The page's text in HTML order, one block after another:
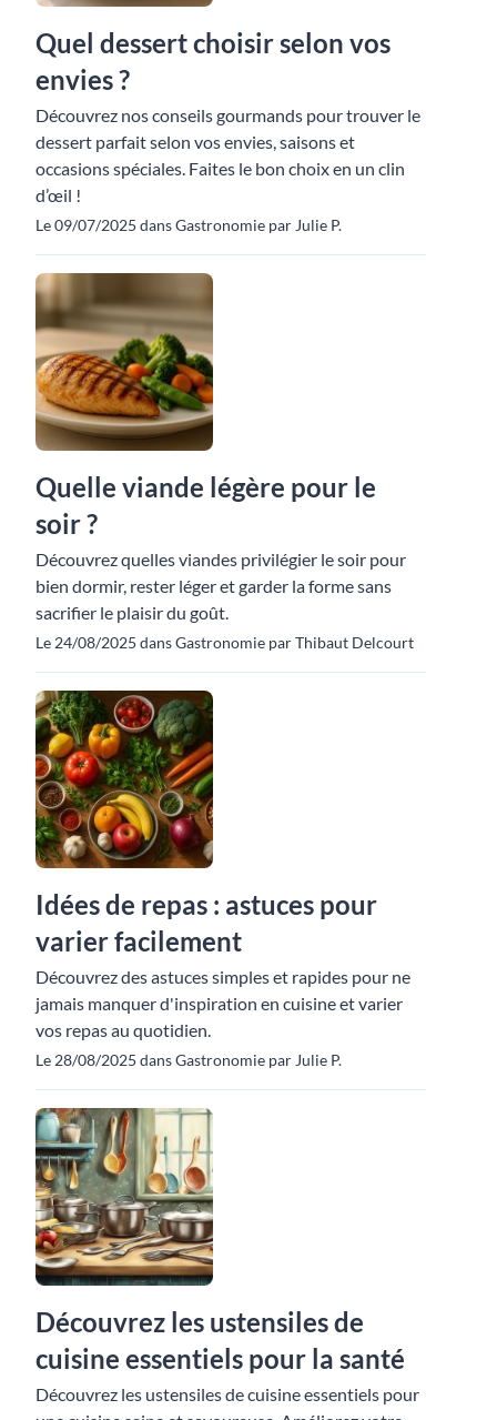
Quel dessert choisir selon vos
envies ?
Découvrez nos conseils gourmands pour trouver le
dessert parfait selon vos envies, saisons et
occasions spéciales. Faites le bon choix en un clin
d’œil !
Le 09/07/2025 dans Gastronomie par Julie P.
Quelle viande légère pour le
soir ?
Découvrez quelles viandes privilégier le soir pour
bien dormir, rester léger et garder la forme sans
sacrifier le plaisir du goût.
Le 24/08/2025 dans Gastronomie par Thibaut Delcourt
Idées de repas : astuces pour
varier facilement
Découvrez des astuces simples et rapides pour ne
jamais manquer d'inspiration en cuisine et varier
vos repas au quotidien.
Le 28/08/2025 dans Gastronomie par Julie P.
Découvrez les ustensiles de
cuisine essentiels pour la santé
Découvrez les ustensiles de cuisine essentiels pour